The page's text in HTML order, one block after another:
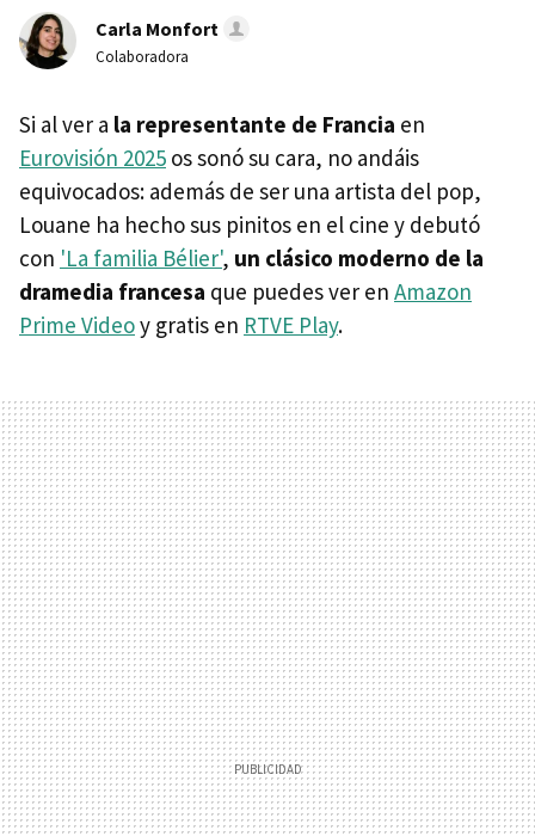
Carla Monfort
Colaboradora
Si al ver a la representante de Francia en
Eurovisión 2025 os sonó su cara, no andáis
equivocados: además de ser una artista del pop,
Louane ha hecho sus pinitos en el cine y debutó
con 'La familia Bélier', un clásico moderno de la
dramedia francesa que puedes ver en Amazon
Prime Videoy gratis en RTVE Play.